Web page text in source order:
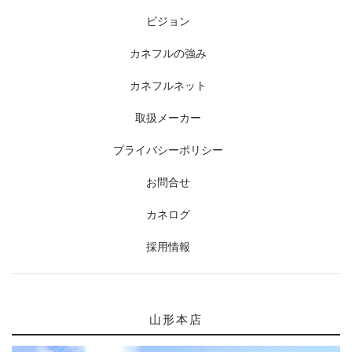
ビジョン
カネフルの強み
カネフルネット
取扱メーカー
プライバシーポリシー
お問合せ
カネログ
採用情報
山形本店